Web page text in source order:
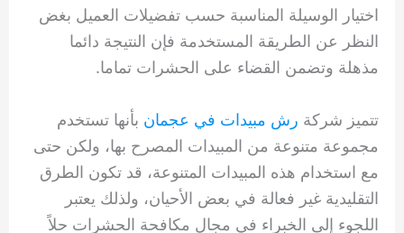
اختيار الوسيلة المناسبة حسب تفضيلات العميل بغض
النظر عن الطريقة المستخدمة فإن النتيجة دائما
مذهلة وتضمن القضاء على الحشرات تماما.
تتميز شركة رش مبيدات في عجمان بأنها تستخدم
مجموعة متنوعة من المبيدات المصرح بها، ولكن حتى
مع استخدام هذه المبيدات المتنوعة، قد تكون الطرق
التقليدية غير فعالة في بعض الأحيان، ولذلك يعتبر
اللجوء إلى الخبراء في مجال مكافحة الحشرات حلاً